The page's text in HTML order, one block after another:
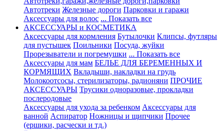
Автотреки Железные дороги Парковки и гаражи
Аксессуары для волос ... Показать все
АКСЕССУАРЫ и КОСМЕТИКА
Аксессуары для кормления Бутылочки Клипсы, футляры
для пустышек Поильники Посуда, жуйки
Прорезыватели и погремушки ... Показать все
Аксессуары для мам БЕЛЬЕ ДЛЯ БЕРЕМЕННЫХ И
КОРМЯЩИХ Вкладыши, накладки на грудь
Молокоотсосы, стерилизаторы, радионяни ПРОЧИЕ
АКСЕССУАРЫ Трусики одноразовые, прокладки
послеродовые
Аксессуары для ухода за ребенком Аксессуары для
ванной Аспиратор Ножницы и щипчики Прочее
(ершики, расчески и тд.)